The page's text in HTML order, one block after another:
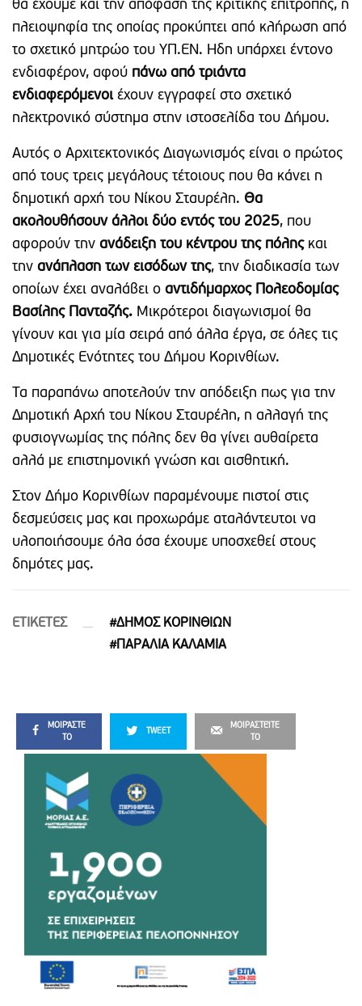
θα έχουμε και την απόφαση της κριτικής επιτροπής, η
πλειοψηφία της οποίας προκύπτει από κλήρωση από
το σχετικό μητρώο του ΥΠ.ΕΝ. Ηδη υπάρχει έντονο
ενδιαφέρον, αφού πάνω από τριάντα
ενδιαφερόμενοιέχουν εγγραφεί στο σχετικό
ηλεκτρονικό σύστημα στην ιστοσελίδα του Δήμου.
Αυτός ο Αρχιτεκτονικός Διαγωνισμός είναι ο πρώτος
από τους τρεις μεγάλους τέτοιους που θα κάνει η
δημοτική αρχή του Νίκου Σταυρέλη. Θα
ακολουθήσουν άλλοι δύο εντός του 2025, που
αφορούν την ανάδειξη του κέντρου της πόληςκαι
τηνανάπλαση των εισόδων της, την διαδικασία των
οποίων έχει αναλάβει ο αντιδήμαρχος Πολεοδομίας
Βασίλης Πανταζής. Μικρότεροι διαγωνισμοί θα
γίνουν και για μία σειρά από άλλα έργα, σε όλες τις
Δημοτικές Ενότητες του Δήμου Κορινθίων.
Τα παραπάνω αποτελούν την απόδειξη πως για την
Δημοτική Αρχή του Νίκου Σταυρέλη, η αλλαγή της
φυσιογνωμίας της πόλης δεν θα γίνει αυθαίρετα
αλλά με επιστημονική γνώση και αισθητική.
Στον Δήμο Κορινθίων παραμένουμε πιστοί στις
δεσμεύσεις μας και προχωράμε αταλάντευτοι να
υλοποιήσουμε όλα όσα έχουμε υποσχεθεί στους
δημότες μας.
ETIΚΕΤΕΣ
#ΔΗΜΟΣ ΚΟΡΙΝΘΙΩΝ
#ΠΑΡΑΛΙΑ ΚΑΛΑΜΙΑ
ΜΟΙΡΆΣΤΕ
ΤΟ
TWEET
ΜΟΙΡΑΣΤΕΊΤΕ
ΤΟ